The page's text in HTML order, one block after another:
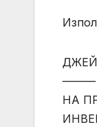
ДЖЕЙ
———
НА